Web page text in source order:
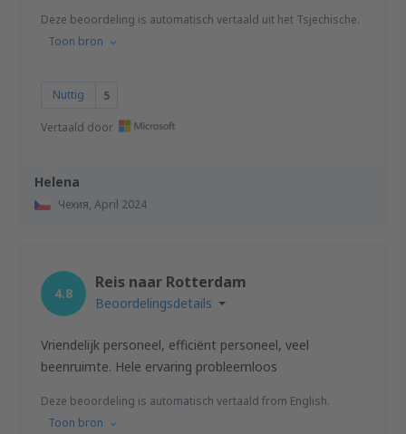
Helena
Чехия, April 2024
Deze beoordeling is automatisch vertaald uit het Tsjechische.
Toon bron
Nuttig 5
Vertaald door
4.8
Reis naar Rotterdam
Beoordelingsdetails
Vriendelijk personeel, efficiënt personeel, veel
beenruimte. Hele ervaring probleemloos
Deze beoordeling is automatisch vertaald from English.
Toon bron